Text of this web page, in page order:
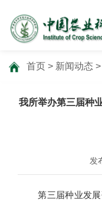
首页 > 新闻动态 >
我所举办第三届种
发
第三届种业发展